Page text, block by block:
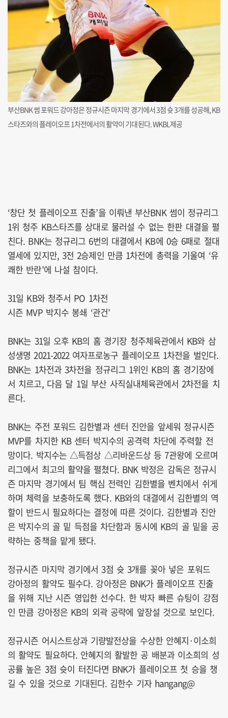
부산BNK 썸 포워드 강아정은 정규시즌 마지막 경기에서 3점 슛 3개를 성공해, KB
스타즈와의 플레이오프 1차전에서의 활약이 기대된다. WKBL제공
‘창단 첫 플레이오프 진출’을 이뤄낸 부산BNK 썸이 정규리그
1위 청주 KB스타즈를 상대로 물러설 수 없는 한판 대결을 펼
친다. BNK는 정규리그 6번의 대결에서 KB에 0승 6패로 절대
열세에 있지만, 3전 2승제인 만큼 1차전에 총력을 기울여 ‘유
쾌한 반란’에 나설 참이다.
31일 KB와 청주서 PO 1차전
시즌 MVP 박지수 봉쇄 ‘관건’
BNK는 31일 오후 KB의 홈 경기장 청주체육관에서 KB와 삼
성생명 2021-2022 여자프로농구 플레이오프 1차전을 벌인다.
BNK는 1차전과 3차전을 정규리그 1위인 KB의 홈 경기장에
서 치르고, 다음 달 1일 부산 사직실내체육관에서 2차전을 치
른다.
BNK는 주전 포워드 김한별과 센터 진안을 앞세워 정규시즌
MVP를 차지한 KB 센터 박지수의 공격력 차단에 주력할 전
망이다. 박지수는 △득점상 △리바운드상 등 7관왕에 오르며
리그에서 최고의 활약을 펼쳤다. BNK 박정은 감독은 정규시
즌 마지막 경기에서 팀 핵심 전력인 김한별을 벤치에서 쉬게
하며 체력을 보충하도록 했다. KB와의 대결에서 김한별의 역
할이 반드시 필요하다는 결정에 따른 것이다. 김한별과 진안
은 박지수의 골 밑 득점을 차단함과 동시에 KB의 골 밑을 공
략하는 중책을 맡게 됐다.
정규시즌 마지막 경기에서 3점 슛 3개를 꽂아 넣은 포워드
강아정의 활약도 필수다. 강아정은 BNK가 플레이오프 진출
을 위해 지난 시즌 영입한 선수다. 한 박자 빠른 슈팅이 강점
인 만큼 강아정은 KB의 외곽 공략에 앞장설 것으로 보인다.
정규시즌 어시스트상과 기량발전상을 수상한 안혜지·이소희
의 활약도 필요하다. 안혜지의 활발한 공 배분과 이소희의 성
공률 높은 3점 슛이 터진다면 BNK가 플레이오프 첫 승을 챙
길 수 있을 것으로 기대된다. 김한수 기자 hangang@